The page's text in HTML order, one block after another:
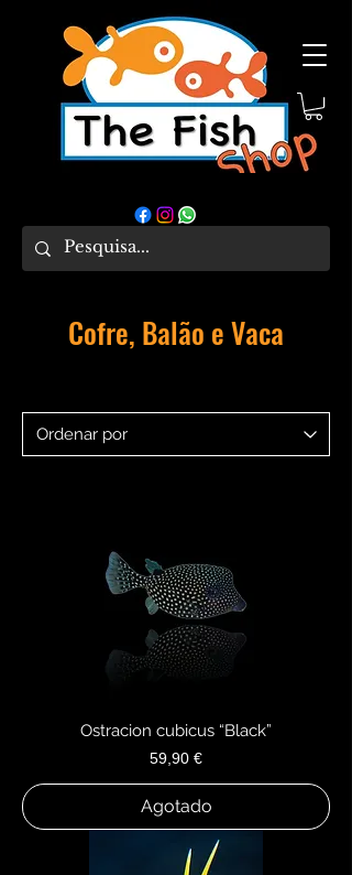
Cofre, Balão e Vaca
Ostracion cubicus “Black”
Precio
59,90 €
Agotado